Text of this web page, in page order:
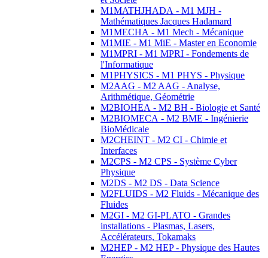
M1MATHJHADA - M1 MJH -
Mathématiques Jacques Hadamard
M1MECHA - M1 Mech - Mécanique
M1MIE - M1 MiE - Master en Economie
M1MPRI - M1 MPRI - Fondements de
l'Informatique
M1PHYSICS - M1 PHYS - Physique
M2AAG - M2 AAG - Analyse,
Arithmétique, Géométrie
M2BIOHEA - M2 BH - Biologie et Santé
M2BIOMECA - M2 BME - Ingénierie
BioMédicale
M2CHEINT - M2 CI - Chimie et
Interfaces
M2CPS - M2 CPS - Système Cyber
Physique
M2DS - M2 DS - Data Science
M2FLUIDS - M2 Fluids - Mécanique des
Fluides
M2GI - M2 GI-PLATO - Grandes
installations - Plasmas, Lasers,
Accélérateurs, Tokamaks
M2HEP - M2 HEP - Physique des Hautes